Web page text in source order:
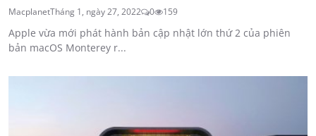
MacplanetTháng 1, ngày 27, 2022 0 159
Apple vừa mới phát hành bản cập nhật lớn thứ 2 của phiên
bản macOS Monterey r...